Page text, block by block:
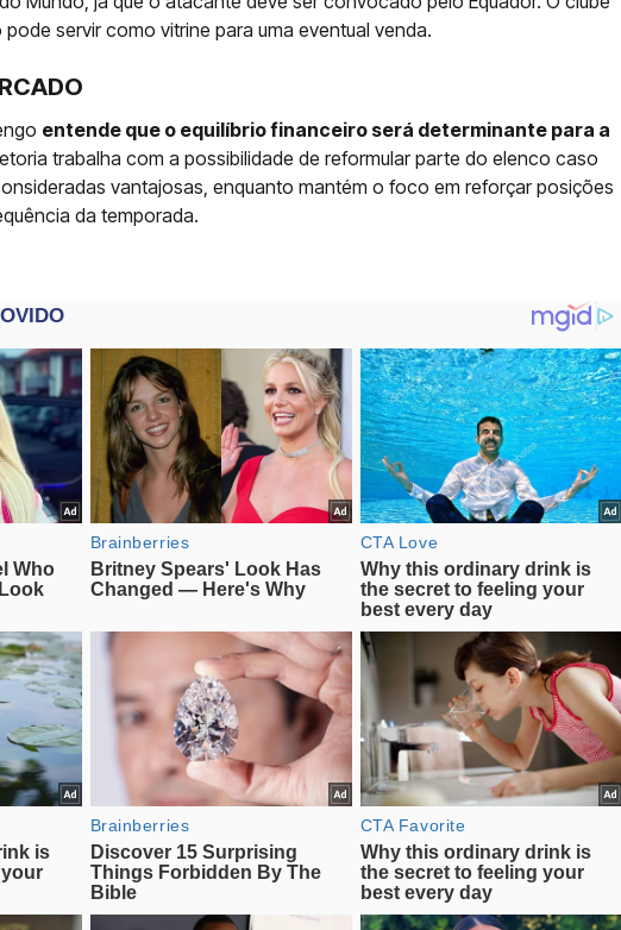
servir como vitrine para uma eventual venda.
entende que o equilíbrio financeiro será determinante para a
trabalha com a possibilidade de reformular parte do elenco caso
vantajosas, enquanto mantém o foco em reforçar posições
da temporada.